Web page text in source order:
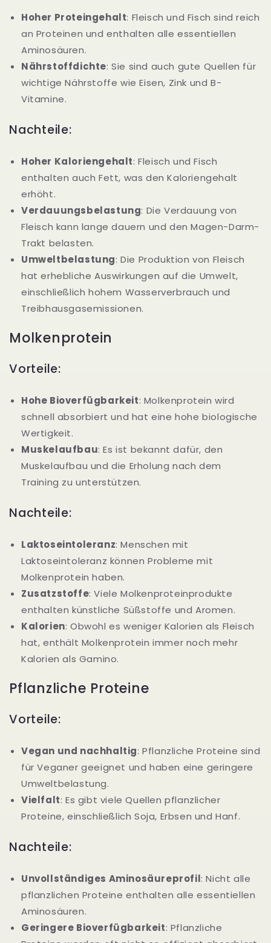
Hoher Proteingehalt: Fleisch und Fisch sind reich
an Proteinen und enthalten alle essentiellen
Aminosäuren.
Nährstoffdichte: Sie sind auch gute Quellen für
wichtige Nährstoffe wie Eisen, Zink und B-
Vitamine.
Nachteile:
Hoher Kaloriengehalt: Fleisch und Fisch
enthalten auch Fett, was den Kaloriengehalt
erhöht.
Verdauungsbelastung: Die Verdauung von
Fleisch kann lange dauern und den Magen-Darm-
Trakt belasten.
Umweltbelastung: Die Produktion von Fleisch
hat erhebliche Auswirkungen auf die Umwelt,
einschließlich hohem Wasserverbrauch und
Treibhausgasemissionen.
Molkenprotein
Vorteile:
Hohe Bioverfügbarkeit: Molkenprotein wird
schnell absorbiert und hat eine hohe biologische
Wertigkeit.
Muskelaufbau: Es ist bekannt dafür, den
Muskelaufbau und die Erholung nach dem
Training zu unterstützen.
Nachteile:
Laktoseintoleranz: Menschen mit
Laktoseintoleranz können Probleme mit
Molkenprotein haben.
Zusatzstoffe: Viele Molkenproteinprodukte
enthalten künstliche Süßstoffe und Aromen.
Kalorien: Obwohl es weniger Kalorien als Fleisch
hat, enthält Molkenprotein immer noch mehr
Kalorien als Gamino.
Pflanzliche Proteine
Vorteile:
Vegan und nachhaltig: Pflanzliche Proteine sind
für Veganer geeignet und haben eine geringere
Umweltbelastung.
Vielfalt: Es gibt viele Quellen pflanzlicher
Proteine, einschließlich Soja, Erbsen und Hanf.
Nachteile:
Unvollständiges Aminosäureprofil: Nicht alle
pflanzlichen Proteine enthalten alle essentiellen
Aminosäuren.
Geringere Bioverfügbarkeit: Pflanzliche